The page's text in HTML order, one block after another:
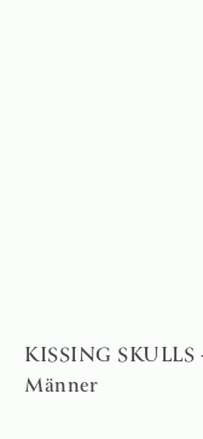
KISSING
Männer